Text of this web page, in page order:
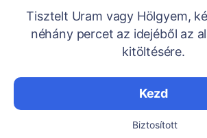
Tisztelt Uram vagy Hölgyem,
néhány percet az idejéből az
kitöltésére.
Kezd
Biztosított